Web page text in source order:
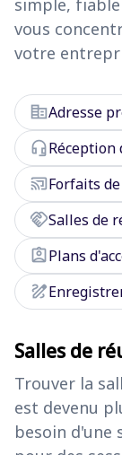
vous
votre
corporate_fareAdresse
headset_micRéception
cast_connectedForfaits
handshakeSalles de
assignment_indPlans
draw
Salles de
Trouver la
est devenu
besoin d'une